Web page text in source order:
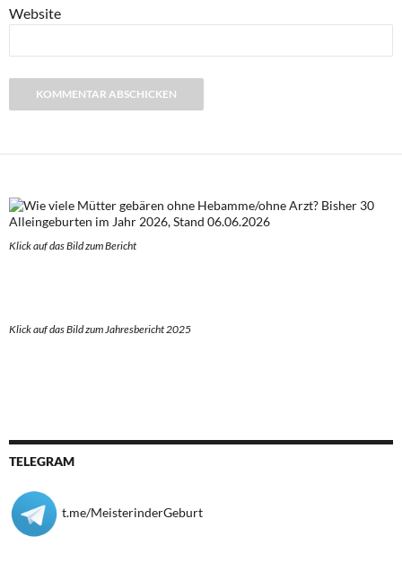
Website
Klick auf das Bild zum Bericht
Klick auf das Bild zum Jahresbericht 2025
TELEGRAM
t.me/MeisterinderGeburt